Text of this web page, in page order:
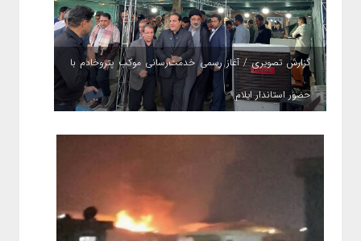
گزارش تصویری / آغاز رسمی خدمت‌رسانی موکب پتروخادم با
حضور استاندار ایلام